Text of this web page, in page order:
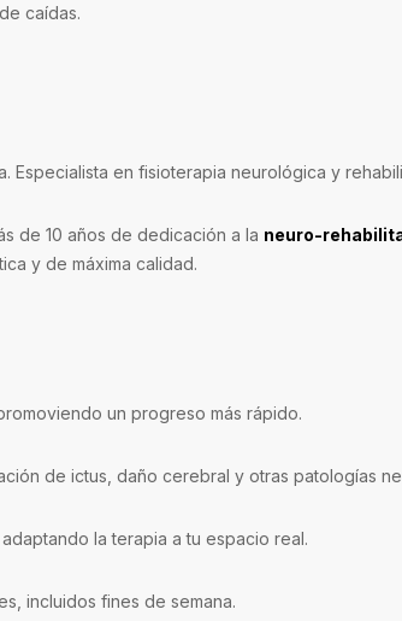
caídas.
en fisioterapia neurológica y
de 10 años de dedicación a la neuro-
y de máxima calidad.
un progreso más rápido.
de ictus, daño cerebral y otras patologías
la terapia a tu espacio real.
incluidos fines de semana.